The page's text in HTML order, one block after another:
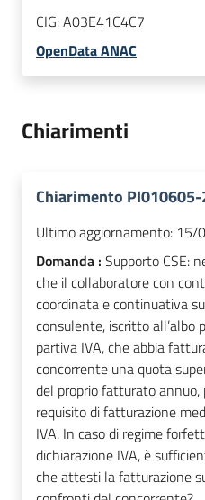
CIG:A03E41C4C7
OpenData ANAC
Chiarimenti
Chiarimento
Ultimo aggiornamento: 15/
Domanda : Supporto CSE:
che il collaboratore con
coordinata e continuativa
consulente, iscritto all’albo
partiva IVA, che abbia
concorrente una quota
del proprio fatturato annuo,
requisito di fatturazione
IVA. In caso di regime
dichiarazione IVA, è
che attesti la fatturazione